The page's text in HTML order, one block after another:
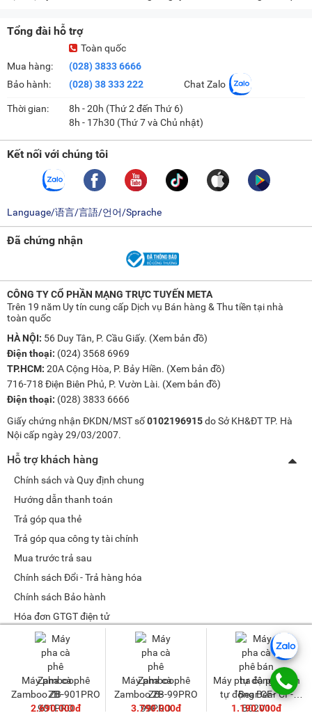
Máy pha cà phê
Zamboo ZB-901PRO
2.690.000đ
Máy pha cà phê
Zamboo ZB-99PRO
3.790.000đ
Máy pha cà phê bán
tự động Bear CF-
B02V1
1.190.000đ
Tổng đài hỗ trợ
Mua hàng:
Bảo hành:
Toàn quốc
(028) 3833 6666
(028) 38 333 222
Chat Zalo
Thời gian:
8h - 20h (Thứ 2 đến Thứ 6)
8h - 17h30 (Thứ 7 và Chủ nhật)
Kết nối với chúng tôi
Language/语言/言語/언어/Sprache
Đã chứng nhận
CÔNG TY CỔ PHẦN MẠNG TRỰC TUYẾN META
Trên 19 năm Uy tín cung cấp Dịch vụ Bán hàng & Thu tiền tại nhà
toàn quốc
HÀ NỘI: 56 Duy Tân, P. Cầu Giấy. (Xem bản đồ)
Điện thoại: (024) 3568 6969
TP.HCM: 20A Cộng Hòa, P. Bảy Hiền. (Xem bản đồ)
716-718 Điện Biên Phủ, P. Vườn Lài. (Xem bản đồ)
Điện thoại: (028) 3833 6666
Giấy chứng nhận ĐKDN/MST số0102196915do Sở KH&ĐT TP. Hà
Nội cấp ngày 29/03/2007.
Hỗ trợ khách hàng
Chính sách và Quy định chung
Hướng dẫn thanh toán
Trả góp qua thẻ
Trả góp qua công ty tài chính
Mua trước trả sau
Chính sách Đổi - Trả hàng hóa
Chính sách Bảo hành
Hóa đơn GTGT điện tử
Chính sách bảo mật dữ liệu cá nhân
Tư vấn sản phẩm
Quản lý tài khoản
Thay đổi thông tin
Về META.vn